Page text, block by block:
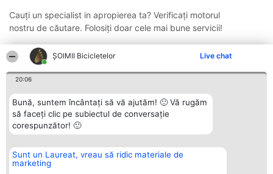
ȘOIMII Bicicletelor Live chat
20:06
Bună, suntem încântați să vă ajutăm! 🙂 Vă rugăm
să faceți clic pe subiectul de conversație
corespunzător! 🙂
Sunt un Laureat, vreau să ridic materiale de
marketing
Cauți un specialist in apropierea ta? Verificați motorul
nostru de căutare. Folosiți doar cele mai bune servicii!
Organizator Ranking
BRIGHT SOLUTIONS BR SRL
Plebiscyt Contact